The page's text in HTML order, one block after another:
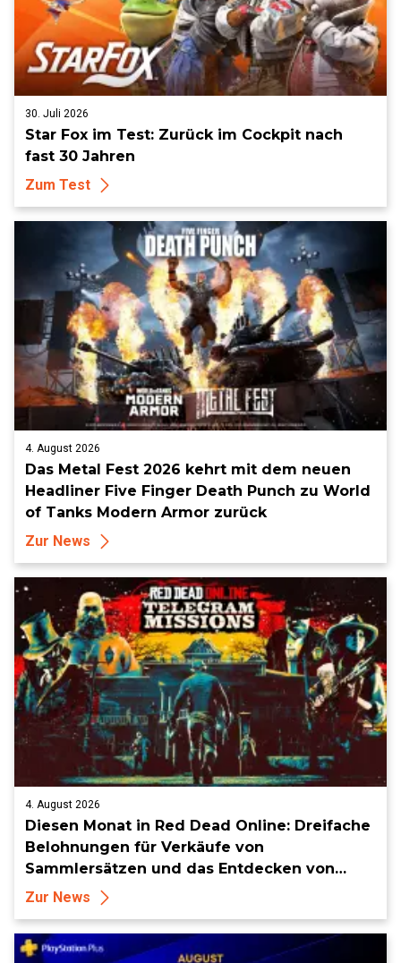
30. Juli 2026
Star Fox im Test: Zurück im Cockpit nach
fast 30 Jahren
Zum Test
4. August 2026
Das Metal Fest 2026 kehrt mit dem neuen
Headliner Five Finger Death Punch zu World
of Tanks Modern Armor zurück
Zur News
4. August 2026
Diesen Monat in Red Dead Online: Dreifache
Belohnungen für Verkäufe von
Sammlersätzen und das Entdecken von
Sammlerstücken, in Telegramm-Missionen
Zur News